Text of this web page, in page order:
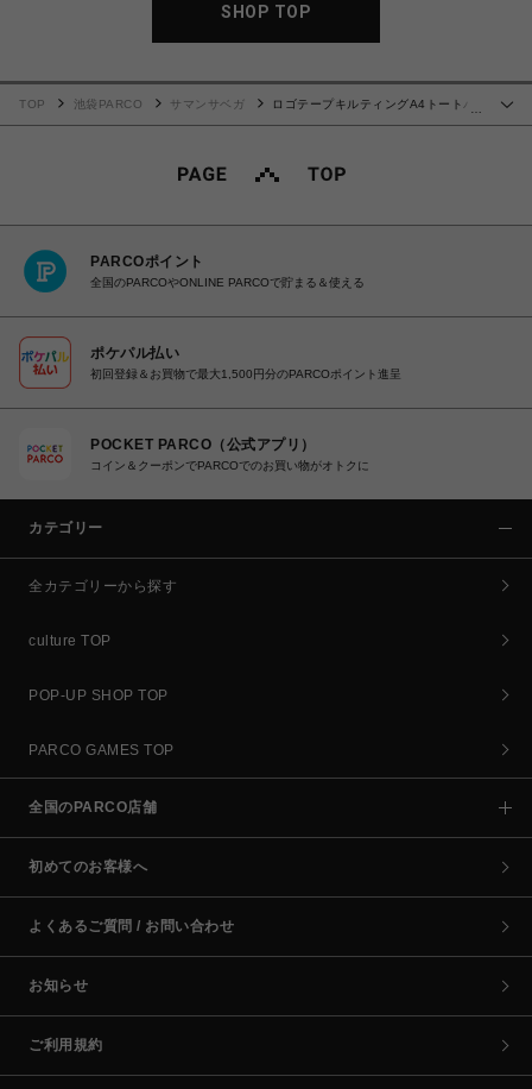
SHOP TOP
TOP 池袋PARCO サマンサベガ
ロゴテープキルティングA4トートバ
PARCOポイント
全国のPARCOやONLINE PARCOで貯まる＆使える
ポケパル払い
初回登録＆お買物で最大1,500円分のPARCOポイント進呈
POCKET PARCO（公式アプリ）
コイン＆クーポンでPARCOでのお買い物がオトクに
カテゴリー
全カテゴリーから探す
culture TOP
POP-UP SHOP TOP
PARCO GAMES TOP
全国のPARCO店舗
初めてのお客様へ
よくあるご質問 / お問い合わせ
お知らせ
ご利用規約